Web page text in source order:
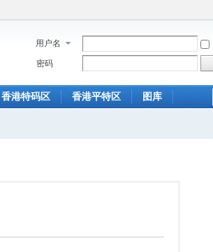
用户名
密码
香港特码区 香港平特区 图库